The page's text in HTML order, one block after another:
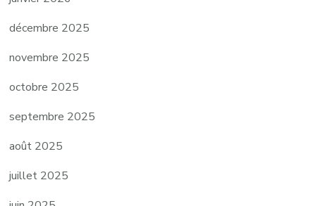
décembre 2025
novembre 2025
octobre 2025
septembre 2025
août 2025
juillet 2025